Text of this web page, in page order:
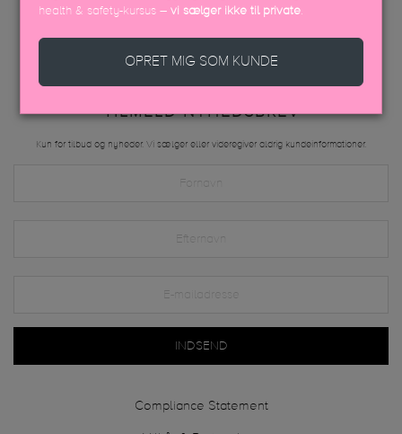
TILMELD NYHEDSBREV
Kun for tilbud og nyheder. Vi sælger eller videregiver aldrig kundeinformationer.
INDSEND
Compliance Statement
health & safety-kursus –vi sælger ikke til private.
OPRET MIG SOM KUNDE